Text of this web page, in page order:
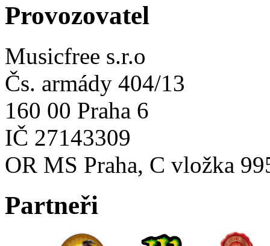
Provozovatel
Musicfree s.r.o
Čs. armády 404/13
160 00 Praha 6
IČ 27143309
OR MS Praha, C vložka
Partneři